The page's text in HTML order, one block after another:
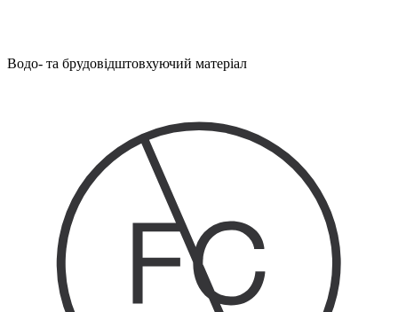
Водо- та брудовідштовхуючий матеріал